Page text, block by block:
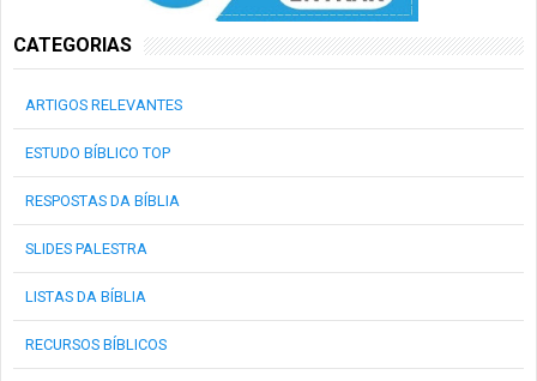
CATEGORIAS
ARTIGOS RELEVANTES
ESTUDO BÍBLICO TOP
RESPOSTAS DA BÍBLIA
SLIDES PALESTRA
LISTAS DA BÍBLIA
RECURSOS BÍBLICOS